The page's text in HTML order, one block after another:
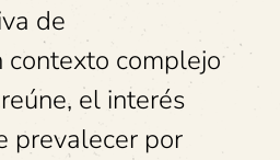
de
contexto complejo
el interés
prevalecer por